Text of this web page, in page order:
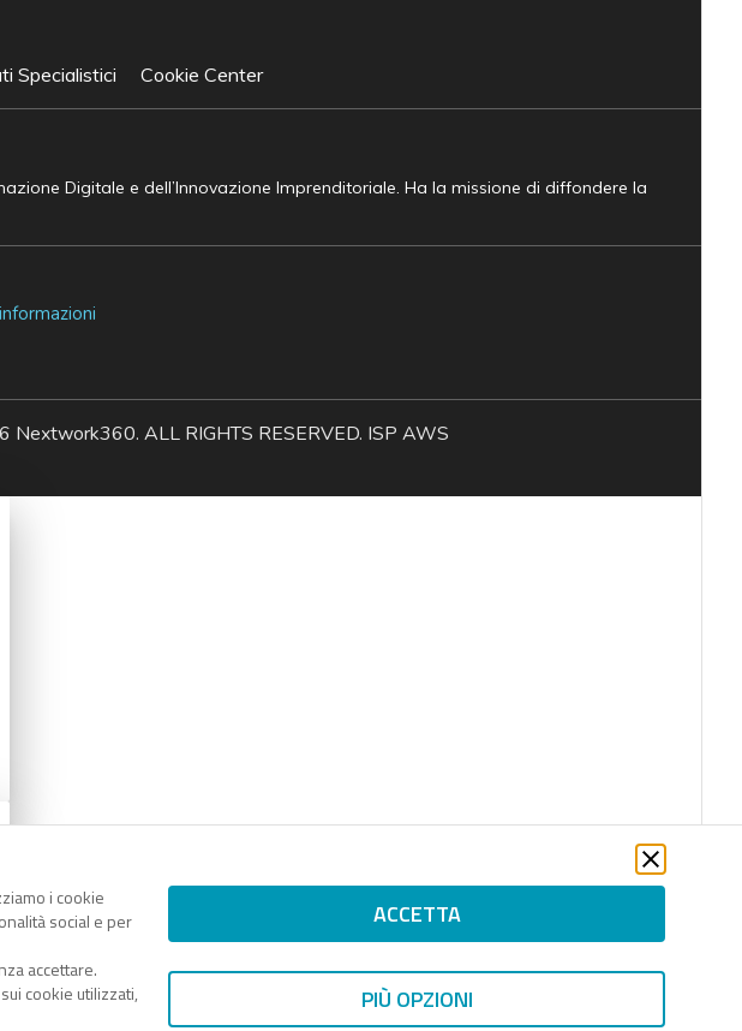
i cookie
social e per
accettare.
cookie utilizzati,
ACCETTA
PIÙ OPZIONI
Specialistici Cookie Center
Digitale e dell’Innovazione Imprenditoriale. Ha la missione di diffondere la
ALL RIGHTS RESERVED. ISP AWS